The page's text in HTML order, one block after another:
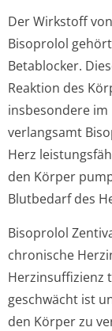
Der Wirkstoff
Bisoprolol
Betablocker.
Reaktion des
insbesondere im
verlangsamt
Herz
den Körper
Blutbedarf des
Bisoprolol
chronische
Herzinsuffizienz
geschwächt ist
den Körper zu